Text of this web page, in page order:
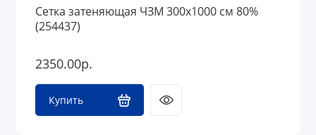
Сетка затеняющая ЧЗМ 300х1000 см 80%
(254437)
2350.00р.
Купить